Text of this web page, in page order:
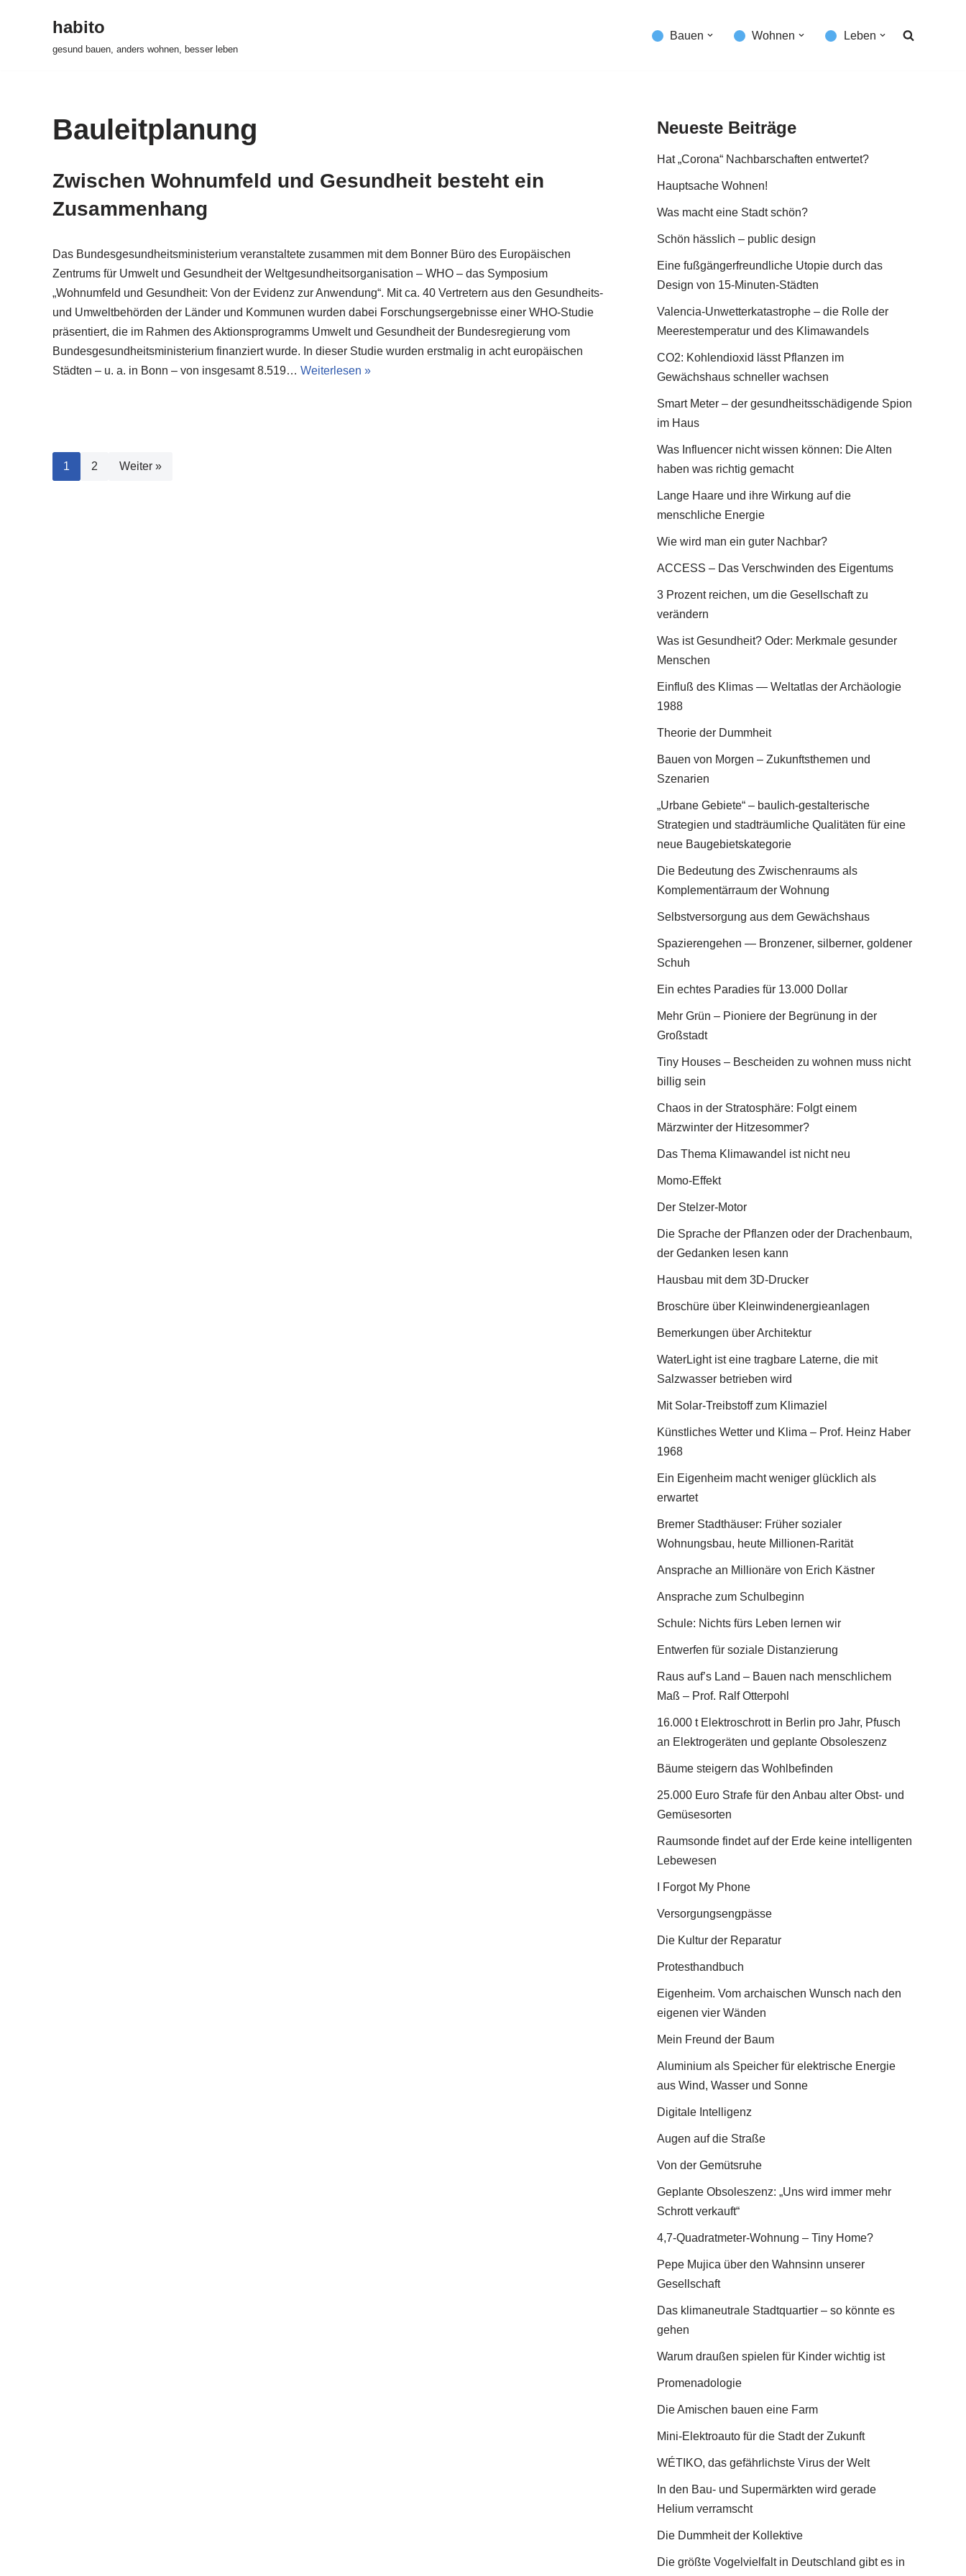
habito
gesund bauen, anders wohnen, besser leben
Bauen Wohnen Leben
Bauleitplanung
Zwischen Wohnumfeld und Gesundheit besteht ein
Zusammenhang
Das Bundesgesundheitsministerium veranstaltete zusammen mit dem Bonner Büro des Europäischen
Zentrums für Umwelt und Gesundheit der Weltgesundheitsorganisation – WHO – das Symposium
„Wohnumfeld und Gesundheit: Von der Evidenz zur Anwendung“. Mit ca. 40 Vertretern aus den Gesundheits-
und Umweltbehörden der Länder und Kommunen wurden dabei Forschungsergebnisse einer WHO-Studie
präsentiert, die im Rahmen des Aktionsprogramms Umwelt und Gesundheit der Bundesregierung vom
Bundesgesundheitsministerium finanziert wurde. In dieser Studie wurden erstmalig in acht europäischen
Städten – u. a. in Bonn – von insgesamt 8.519… Weiterlesen »
1 2 Weiter »
Neueste Beiträge
Hat „Corona“ Nachbarschaften entwertet?
Hauptsache Wohnen!
Was macht eine Stadt schön?
Schön hässlich – public design
Eine fußgängerfreundliche Utopie durch das
Design von 15-Minuten-Städten
Valencia-Unwetterkatastrophe – die Rolle der
Meerestemperatur und des Klimawandels
CO2: Kohlendioxid lässt Pflanzen im
Gewächshaus schneller wachsen
Smart Meter – der gesundheitsschädigende Spion
im Haus
Was Influencer nicht wissen können: Die Alten
haben was richtig gemacht
Lange Haare und ihre Wirkung auf die
menschliche Energie
Wie wird man ein guter Nachbar?
ACCESS – Das Verschwinden des Eigentums
3 Prozent reichen, um die Gesellschaft zu
verändern
Was ist Gesundheit? Oder: Merkmale gesunder
Menschen
Einfluß des Klimas — Weltatlas der Archäologie
1988
Theorie der Dummheit
Bauen von Morgen – Zukunftsthemen und
Szenarien
„Urbane Gebiete“ – baulich-gestalterische
Strategien und stadträumliche Qualitäten für eine
neue Baugebietskategorie
Die Bedeutung des Zwischenraums als
Komplementärraum der Wohnung
Selbstversorgung aus dem Gewächshaus
Spazierengehen — Bronzener, silberner, goldener
Schuh
Ein echtes Paradies für 13.000 Dollar
Mehr Grün – Pioniere der Begrünung in der
Großstadt
Tiny Houses – Bescheiden zu wohnen muss nicht
billig sein
Chaos in der Stratosphäre: Folgt einem
Märzwinter der Hitzesommer?
Das Thema Klimawandel ist nicht neu
Momo-Effekt
Der Stelzer-Motor
Die Sprache der Pflanzen oder der Drachenbaum,
der Gedanken lesen kann
Hausbau mit dem 3D-Drucker
Broschüre über Kleinwindenergieanlagen
Bemerkungen über Architektur
WaterLight ist eine tragbare Laterne, die mit
Salzwasser betrieben wird
Mit Solar-Treibstoff zum Klimaziel
Künstliches Wetter und Klima – Prof. Heinz Haber
1968
Ein Eigenheim macht weniger glücklich als
erwartet
Bremer Stadthäuser: Früher sozialer
Wohnungsbau, heute Millionen-Rarität
Ansprache an Millionäre von Erich Kästner
Ansprache zum Schulbeginn
Schule: Nichts fürs Leben lernen wir
Entwerfen für soziale Distanzierung
Raus auf’s Land – Bauen nach menschlichem
Maß – Prof. Ralf Otterpohl
16.000 t Elektroschrott in Berlin pro Jahr, Pfusch
an Elektrogeräten und geplante Obsoleszenz
Bäume steigern das Wohlbefinden
25.000 Euro Strafe für den Anbau alter Obst- und
Gemüsesorten
Raumsonde findet auf der Erde keine intelligenten
Lebewesen
I Forgot My Phone
Versorgungsengpässe
Die Kultur der Reparatur
Protesthandbuch
Eigenheim. Vom archaischen Wunsch nach den
eigenen vier Wänden
Mein Freund der Baum
Aluminium als Speicher für elektrische Energie
aus Wind, Wasser und Sonne
Digitale Intelligenz
Augen auf die Straße
Von der Gemütsruhe
Geplante Obsoleszenz: „Uns wird immer mehr
Schrott verkauft“
4,7-Quadratmeter-Wohnung – Tiny Home?
Pepe Mujica über den Wahnsinn unserer
Gesellschaft
Das klimaneutrale Stadtquartier – so könnte es
gehen
Warum draußen spielen für Kinder wichtig ist
Promenadologie
Die Amischen bauen eine Farm
Mini-Elektroauto für die Stadt der Zukunft
WÉTIKO, das gefährlichste Virus der Welt
In den Bau- und Supermärkten wird gerade
Helium verramscht
Die Dummheit der Kollektive
Die größte Vogelvielfalt in Deutschland gibt es in